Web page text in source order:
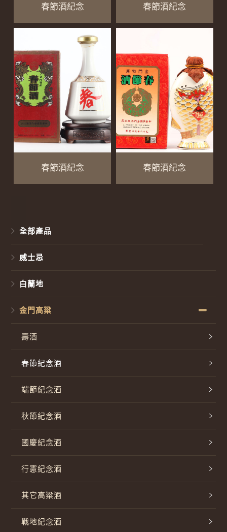
春節酒紀念 春節酒紀念
春節酒紀念 春節酒紀念
全部產品
威士忌
白蘭地
金門高粱
壽酒
春節紀念酒
端節紀念酒
秋節紀念酒
國慶紀念酒
行憲紀念酒
其它高粱酒
戰地紀念酒